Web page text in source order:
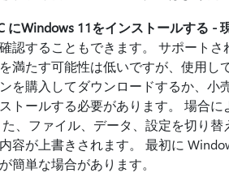
にWindows 11をインストールする -
認することもできます。 サポート
満たす可能性は低いですが、使用し
を購入してダウンロードするか、小
トールする必要があります。 場合
た、ファイル、データ、設定を切り
容が上書きされます。 最初に
簡単な場合があります。